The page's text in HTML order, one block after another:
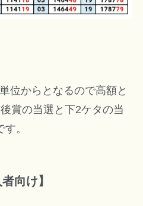
位からとなるので高額と
賞の当選と下2ケタの当
。
向け】